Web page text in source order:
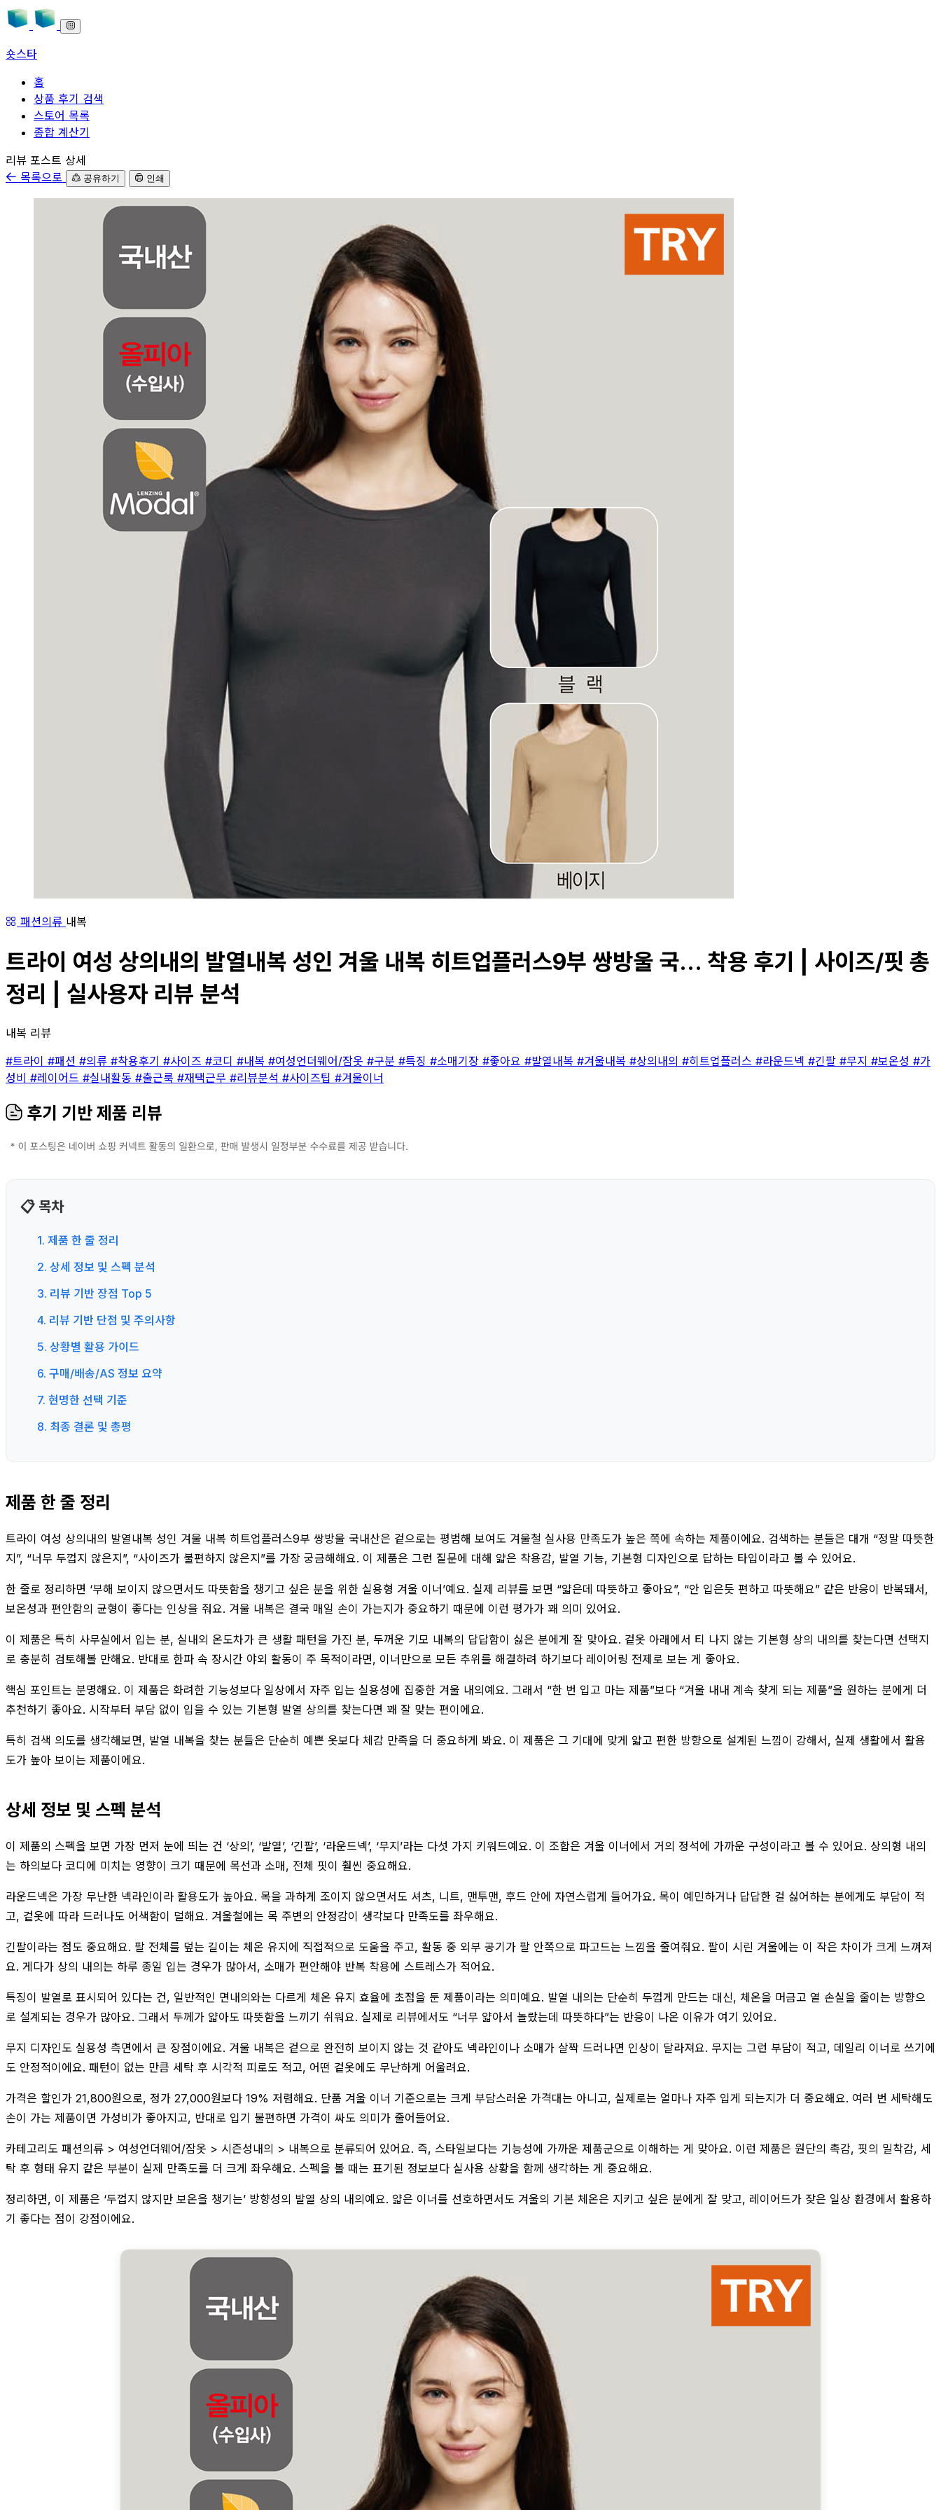
숏스타
홈
상품 후기 검색
스토어 목록
종합 계산기
본문으로 바로가기
리뷰 포스트 상세
목록으로
공유하기 인쇄
패션의류 내복
트라이 여성 상의내의 발열내복 성인 겨울 내복 히트업플러스9부 쌍방울 국... 착용 후기 | 사이즈/핏 총
정리 | 실사용자 리뷰 분석
내복 리뷰
#트라이 #패션 #의류 #착용후기 #사이즈 #코디 #내복 #여성언더웨어/잠옷 #구분 #특징 #소매기장 #좋아요 #발열내복 #겨울내복 #상의내의 #히트업플러스 #라운드넥 #긴팔 #무지 #보온성 #가
성비 #레이어드 #실내활동 #출근룩 #재택근무 #리뷰분석 #사이즈팁 #겨울이너
후기 기반 제품 리뷰
📋 목차
1. 제품 한 줄 정리
2. 상세 정보 및 스펙 분석
3. 리뷰 기반 장점 Top 5
4. 리뷰 기반 단점 및 주의사항
5. 상황별 활용 가이드
6. 구매/배송/AS 정보 요약
7. 현명한 선택 기준
8. 최종 결론 및 총평
제품 한 줄 정리
트라이 여성 상의내의 발열내복 성인 겨울 내복 히트업플러스9부 쌍방울 국내산은 겉으로는 평범해 보여도 겨울철 실사용 만족도가 높은 쪽에 속하는 제품이에요. 검색하는 분들은 대개 “정말 따뜻한
지”, “너무 두껍지 않은지”, “사이즈가 불편하지 않은지”를 가장 궁금해해요. 이 제품은 그런 질문에 대해 얇은 착용감, 발열 기능, 기본형 디자인으로 답하는 타입이라고 볼 수 있어요.
한 줄로 정리하면 ‘부해 보이지 않으면서도 따뜻함을 챙기고 싶은 분을 위한 실용형 겨울 이너’예요. 실제 리뷰를 보면 “얇은데 따뜻하고 좋아요”, “안 입은듯 편하고 따뜻해요” 같은 반응이 반복돼서,
보온성과 편안함의 균형이 좋다는 인상을 줘요. 겨울 내복은 결국 매일 손이 가는지가 중요하기 때문에 이런 평가가 꽤 의미 있어요.
이 제품은 특히 사무실에서 입는 분, 실내외 온도차가 큰 생활 패턴을 가진 분, 두꺼운 기모 내복의 답답함이 싫은 분에게 잘 맞아요. 겉옷 아래에서 티 나지 않는 기본형 상의 내의를 찾는다면 선택지
로 충분히 검토해볼 만해요. 반대로 한파 속 장시간 야외 활동이 주 목적이라면, 이너만으로 모든 추위를 해결하려 하기보다 레이어링 전제로 보는 게 좋아요.
핵심 포인트는 분명해요. 이 제품은 화려한 기능성보다 일상에서 자주 입는 실용성에 집중한 겨울 내의예요. 그래서 “한 번 입고 마는 제품”보다 “겨울 내내 계속 찾게 되는 제품”을 원하는 분에게 더
추천하기 좋아요. 시작부터 부담 없이 입을 수 있는 기본형 발열 상의를 찾는다면 꽤 잘 맞는 편이에요.
특히 검색 의도를 생각해보면, 발열 내복을 찾는 분들은 단순히 예쁜 옷보다 체감 만족을 더 중요하게 봐요. 이 제품은 그 기대에 맞게 얇고 편한 방향으로 설계된 느낌이 강해서, 실제 생활에서 활용
도가 높아 보이는 제품이에요.
상세 정보 및 스펙 분석
이 제품의 스펙을 보면 가장 먼저 눈에 띄는 건 ‘상의’, ‘발열’, ‘긴팔’, ‘라운드넥’, ‘무지’라는 다섯 가지 키워드예요. 이 조합은 겨울 이너에서 거의 정석에 가까운 구성이라고 볼 수 있어요. 상의형 내의
는 하의보다 코디에 미치는 영향이 크기 때문에 목선과 소매, 전체 핏이 훨씬 중요해요.
라운드넥은 가장 무난한 넥라인이라 활용도가 높아요. 목을 과하게 조이지 않으면서도 셔츠, 니트, 맨투맨, 후드 안에 자연스럽게 들어가요. 목이 예민하거나 답답한 걸 싫어하는 분에게도 부담이 적
고, 겉옷에 따라 드러나도 어색함이 덜해요. 겨울철에는 목 주변의 안정감이 생각보다 만족도를 좌우해요.
긴팔이라는 점도 중요해요. 팔 전체를 덮는 길이는 체온 유지에 직접적으로 도움을 주고, 활동 중 외부 공기가 팔 안쪽으로 파고드는 느낌을 줄여줘요. 팔이 시린 겨울에는 이 작은 차이가 크게 느껴져
요. 게다가 상의 내의는 하루 종일 입는 경우가 많아서, 소매가 편안해야 반복 착용에 스트레스가 적어요.
특징이 발열로 표시되어 있다는 건, 일반적인 면내의와는 다르게 체온 유지 효율에 초점을 둔 제품이라는 의미예요. 발열 내의는 단순히 두껍게 만드는 대신, 체온을 머금고 열 손실을 줄이는 방향으
로 설계되는 경우가 많아요. 그래서 두께가 얇아도 따뜻함을 느끼기 쉬워요. 실제로 리뷰에서도 “너무 얇아서 놀랐는데 따뜻하다”는 반응이 나온 이유가 여기 있어요.
무지 디자인도 실용성 측면에서 큰 장점이에요. 겨울 내복은 겉으로 완전히 보이지 않는 것 같아도 넥라인이나 소매가 살짝 드러나면 인상이 달라져요. 무지는 그런 부담이 적고, 데일리 이너로 쓰기에
도 안정적이에요. 패턴이 없는 만큼 세탁 후 시각적 피로도 적고, 어떤 겉옷에도 무난하게 어울려요.
가격은 할인가 21,800원으로, 정가 27,000원보다 19% 저렴해요. 단품 겨울 이너 기준으로는 크게 부담스러운 가격대는 아니고, 실제로는 얼마나 자주 입게 되는지가 더 중요해요. 여러 번 세탁해도
손이 가는 제품이면 가성비가 좋아지고, 반대로 입기 불편하면 가격이 싸도 의미가 줄어들어요.
카테고리도 패션의류 > 여성언더웨어/잠옷 > 시즌성내의 > 내복으로 분류되어 있어요. 즉, 스타일보다는 기능성에 가까운 제품군으로 이해하는 게 맞아요. 이런 제품은 원단의 촉감, 핏의 밀착감, 세
탁 후 형태 유지 같은 부분이 실제 만족도를 더 크게 좌우해요. 스펙을 볼 때는 표기된 정보보다 실사용 상황을 함께 생각하는 게 중요해요.
정리하면, 이 제품은 ‘두껍지 않지만 보온을 챙기는’ 방향성의 발열 상의 내의예요. 얇은 이너를 선호하면서도 겨울의 기본 체온은 지키고 싶은 분에게 잘 맞고, 레이어드가 잦은 일상 환경에서 활용하
기 좋다는 점이 강점이에요.